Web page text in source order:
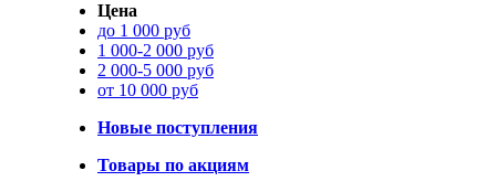
Цена
до 1 000 руб
1 000-2 000 руб
2 000-5 000 руб
от 10 000 руб
Новые поступления
Товары по акциям